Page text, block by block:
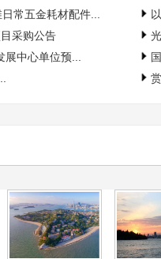
常五金耗材配件...
采购公告
中心单位预...